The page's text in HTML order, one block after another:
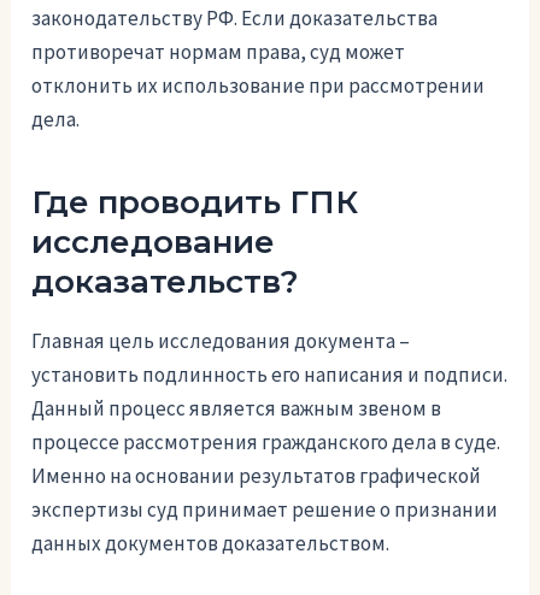
законодательству РФ. Если доказательства
противоречат нормам права, суд может
отклонить их использование при рассмотрении
дела.
Где проводить ГПК
исследование
доказательств?
Главная цель исследования документа –
установить подлинность его написания и подписи.
Данный процесс является важным звеном в
процессе рассмотрения гражданского дела в суде.
Именно на основании результатов графической
экспертизы суд принимает решение о признании
данных документов доказательством.